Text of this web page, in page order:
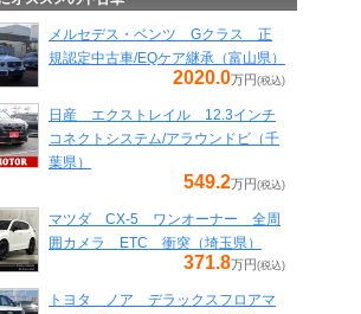
メルセデス・ベンツ Gクラス 正
規認定中古車/EQケア継承（富山県）
2020.0万円(税込)
日産 エクストレイル 12.3インチ
コネクトシステム/アラウンドビ（千
葉県）
549.2万円(税込)
マツダ CX-5 ワンオーナー 全周
囲カメラ ETC 衝突（埼玉県）
371.8万円(税込)
トヨタ ノア デラックスフロアマ